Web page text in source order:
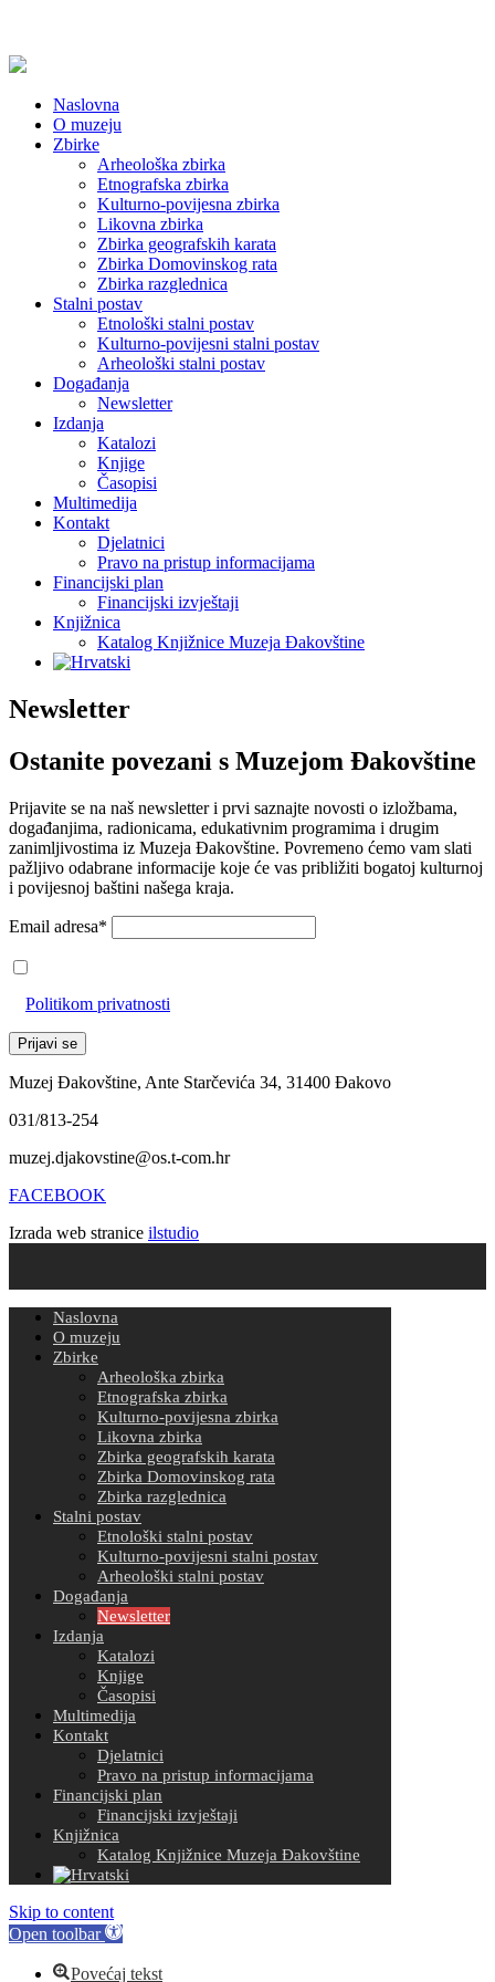
Naslovna
O muzeju
Zbirke
Arheološka zbirka
Etnografska zbirka
Kulturno-povijesna zbirka
Likovna zbirka
Zbirka geografskih karata
Zbirka Domovinskog rata
Zbirka razglednica
Stalni postav
Etnološki stalni postav
Kulturno-povijesni stalni postav
Arheološki stalni postav
Događanja
Newsletter
Izdanja
Katalozi
Knjige
Časopisi
Multimedija
Kontakt
Djelatnici
Pravo na pristup informacijama
Financijski plan
Financijski izvještaji
Knjižnica
Katalog Knjižnice Muzeja Đakovštine
Newsletter
Ostanite povezani s Muzejom Đakovštine
Prijavite se na naš newsletter i prvi saznajte novosti o izložbama,
događanjima, radionicama, edukativnim programima i drugim
zanimljivostima iz Muzeja Đakovštine. Povremeno ćemo vam slati
pažljivo odabrane informacije koje će vas približiti bogatoj kulturnoj
i povijesnoj baštini našega kraja.
Email adresa*
Politikom privatnosti
Muzej Đakovštine, Ante Starčevića 34, 31400 Đakovo
031/813-254
muzej.djakovstine@os.t-com.hr
FACEBOOK
Izrada web stranice ilstudio
Naslovna
O muzeju
Zbirke
Arheološka zbirka
Etnografska zbirka
Kulturno-povijesna zbirka
Likovna zbirka
Zbirka geografskih karata
Zbirka Domovinskog rata
Zbirka razglednica
Stalni postav
Etnološki stalni postav
Kulturno-povijesni stalni postav
Arheološki stalni postav
Događanja
Newsletter
Izdanja
Katalozi
Knjige
Časopisi
Multimedija
Kontakt
Djelatnici
Pravo na pristup informacijama
Financijski plan
Financijski izvještaji
Knjižnica
Katalog Knjižnice Muzeja Đakovštine
Skip to content
Open toolbar
Povećaj tekst